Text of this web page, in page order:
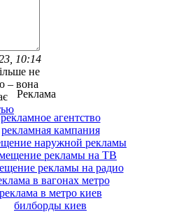
10:14
не
– вона
Реклама
рекламное агентство
рекламная кампания
наружной рекламы
рекламы на ТВ
рекламы на радио
в вагонах метро
реклама в метро киев
билборды киев